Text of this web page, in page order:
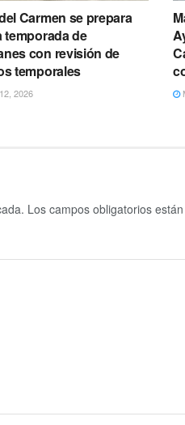
Carmen se prepara
temporada de
con revisión de
temporales
2026
Los campos obligatorios